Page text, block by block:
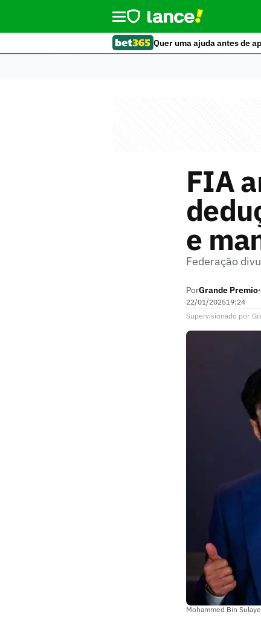
Quer uma ajuda antes de
FIA
e
Federação
PorGrande Premio•
22/01/202519:24
Supervisionado por
Mohammed Bin